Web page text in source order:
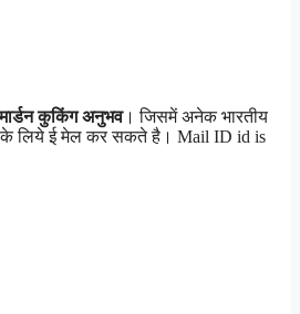
कुकिंग अनुभव। जिसमें अनेक भारतीय
के लिये ई मेल कर सकते है। Mail ID id is